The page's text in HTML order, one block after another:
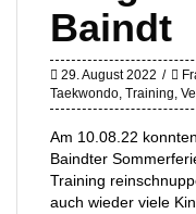
Baindt
29. August 2022
Taekwondo, Training,
Am 10.08.22
Baindter
Training
auch wieder viele